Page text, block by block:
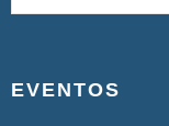
EVENTOS